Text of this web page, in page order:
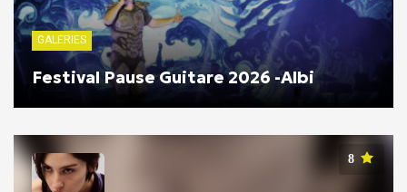
GALERIES
Festival Pause Guitare 2026 -Albi
8